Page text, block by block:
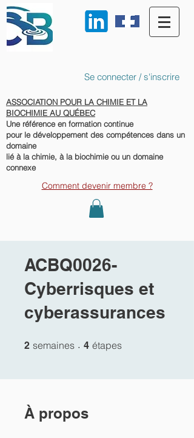
Se connecter / s'inscrire
ASSOCIATION POUR LA CHIMIE ET LA
BIOCHIMIE AU QUÉBEC
Une référence en formation continue
pour le développement des compétences dans un
domaine
lié à la chimie, à la biochimie ou un domaine
connexe
Comment devenir membre ?
ACBQ0026-
Cyberrisques et
cyberassurances
2 semaines 2 semaines
4 étapes
À propos